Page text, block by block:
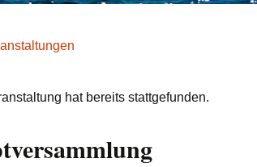
hat bereits stattgefunden.